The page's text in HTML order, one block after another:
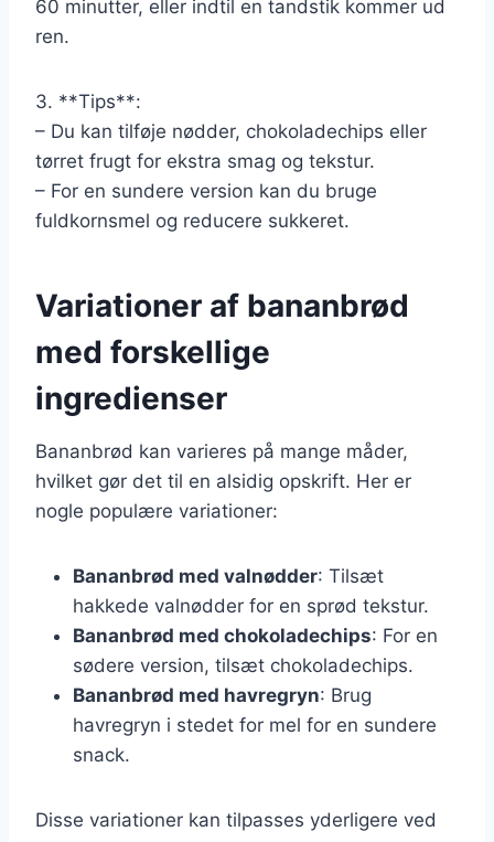
60 minutter, eller indtil en tandstik kommer ud
ren.
3. **Tips**:
– Du kan tilføje nødder, chokoladechips eller
tørret frugt for ekstra smag og tekstur.
– For en sundere version kan du bruge
fuldkornsmel og reducere sukkeret.
Variationer af bananbrød
med forskellige
ingredienser
Bananbrød kan varieres på mange måder,
hvilket gør det til en alsidig opskrift. Her er
nogle populære variationer:
Bananbrød med valnødder: Tilsæt
hakkede valnødder for en sprød tekstur.
Bananbrød med chokoladechips: For en
sødere version, tilsæt chokoladechips.
Bananbrød med havregryn: Brug
havregryn i stedet for mel for en sundere
snack.
Disse variationer kan tilpasses yderligere ved